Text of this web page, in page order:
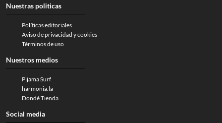
Nuestras politicas
Políticas editoriales
Aviso de privacidad y cookies
Términos de uso
Nuestros medios
Pijama Surf
harmonia.la
Dondé Tienda
Social media